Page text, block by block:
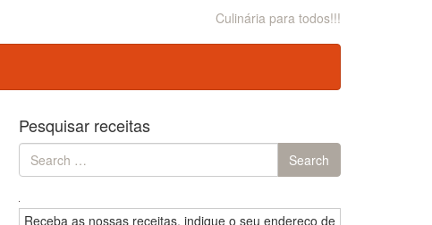
Culinária para todos!!!
Pesquisar receitas
Search
for:
Search
Receba as nossas receitas, indique o seu endereço de